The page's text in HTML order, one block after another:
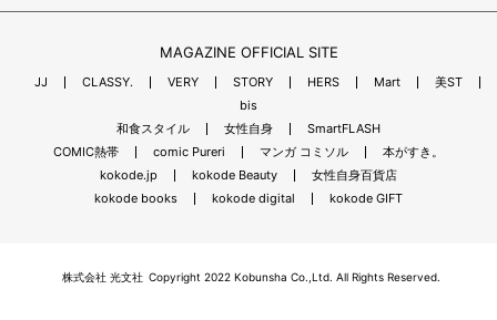
MAGAZINE OFFICIAL SITE
JJ CLASSY. VERY STORY HERS Mart
美ST
bis
和食スタイル
女性自身
SmartFLASH
COMIC熱帯
comic Pureri マンガ コミソル
本がすき。
kokode.jp
kokode Beauty
女性自身百貨店
kokode books
kokode digital kokode GIFT
株式会社 光文社 Copyright 2022 Kobunsha Co.,Ltd. All Rights Reserved.